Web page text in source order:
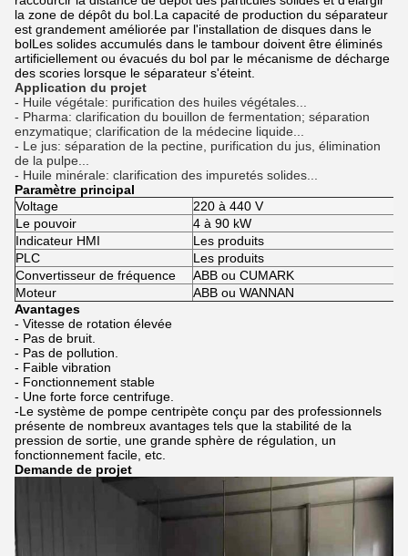
la zone de dépôt du bol.La capacité de production du séparateur
est grandement améliorée par l'installation de disques dans le
bolLes solides accumulés dans le tambour doivent être éliminés
artificiellement ou évacués du bol par le mécanisme de décharge
des scories lorsque le séparateur s'éteint.
Application du projet
- Huile végétale: purification des huiles végétales...
- Pharma: clarification du bouillon de fermentation; séparation
enzymatique; clarification de la médecine liquide...
- Le jus: séparation de la pectine, purification du jus, élimination
de la pulpe...
- Huile minérale: clarification des impuretés solides...
Paramètre principal
Voltage
220 à 440 V
Le pouvoir
4 à 90 kW
Indicateur HMI
Les produits
PLC
Les produits
Convertisseur de fréquence
ABB ou CUMARK
Moteur
ABB ou WANNAN
Avantages
- Vitesse de rotation élevée
- Pas de bruit.
- Pas de pollution.
- Faible vibration
- Fonctionnement stable
- Une forte force centrifuge.
-Le système de pompe centripète conçu par des professionnels
présente de nombreux avantages tels que la stabilité de la
pression de sortie, une grande sphère de régulation, un
fonctionnement facile, etc.
Demande de projet